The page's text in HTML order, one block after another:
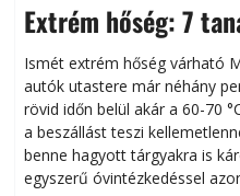
Extrém hőség: 7
megóvhatjuk
Ismét extrém hőség várható
autók utastere már néhány
rövid időn belül akár a 60-70
a beszállást teszi
benne hagyott tárgyakra is
egyszerű óvintézkedéssel